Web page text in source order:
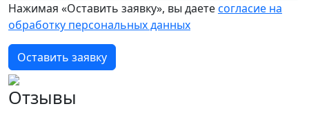
Нажимая «Оставить заявку», вы даетесогласие на
обработку персональных данных
Оставить заявку
Отзывы